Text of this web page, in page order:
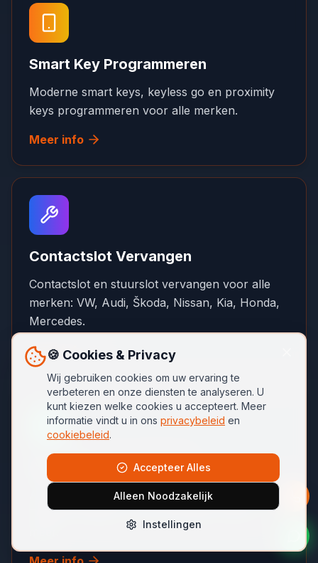
Smart Key Programmeren
Moderne smart keys, keyless go en proximity
keys programmeren voor alle merken.
Meer info
Contactslot Vervangen
Contactslot en stuurslot vervangen voor alle
merken: VW, Audi, Škoda, Nissan, Kia, Honda,
Mercedes.
Meer info
Autosleutels per Merk
Autosleutels voor alle merken en modellen: VW,
Toyota, Peugeot, Ford, Kia, BMW, Audi en
🍪 Cookies & Privacy
Wij gebruiken cookies om uw ervaring te
verbeteren en onze diensten te analyseren. U
kunt kiezen welke cookies u accepteert. Meer
informatie vindt u in ons privacybeleid en
cookiebeleid.
Accepteer Alles
Alleen Noodzakelijk
Instellingen